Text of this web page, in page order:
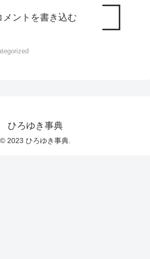
メントを書き込む
ひろゆき事典
© 2023 ひろゆき事典.